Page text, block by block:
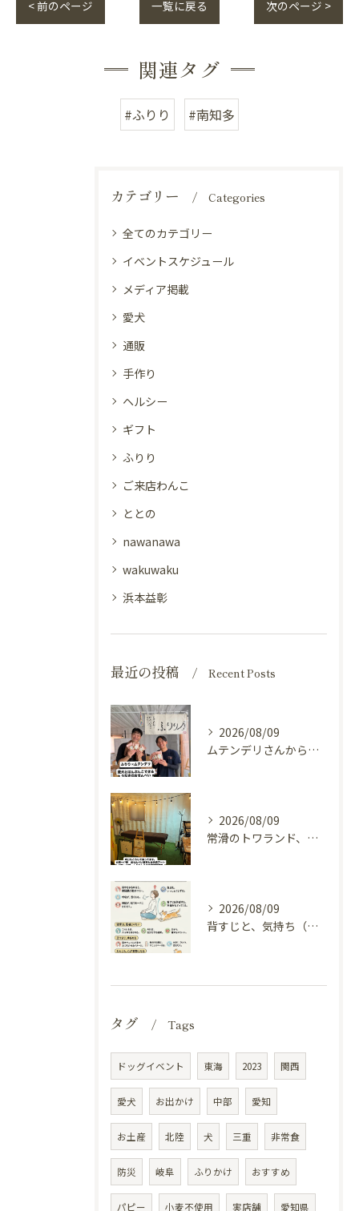
< 前のページ 一覧に戻る 次のページ >
関連タグ
#ふりり #南知多
カテゴリー Categories
全てのカテゴリー
イベントスケジュール
メディア掲載
愛犬
通販
手作り
ヘルシー
ギフト
ふりり
ご来店わんこ
ととの
nawanawa
wakuwaku
浜本益彰
最近の投稿 Recent Posts
2026/08/09
ムテンデリさんから「うなぱり」が発売になりました。
2026/08/09
常滑のトワランド、今日から出店しています。
2026/08/09
背すじと、気持ち（姿勢と自律神経）
タグ Tags
ドッグイベント 東海 2023 関西
愛犬 お出かけ 中部 愛知
お土産 北陸 犬 三重 非常食
防災 岐阜 ふりかけ おすすめ
パピー 小麦不使用 実店舗 愛知県